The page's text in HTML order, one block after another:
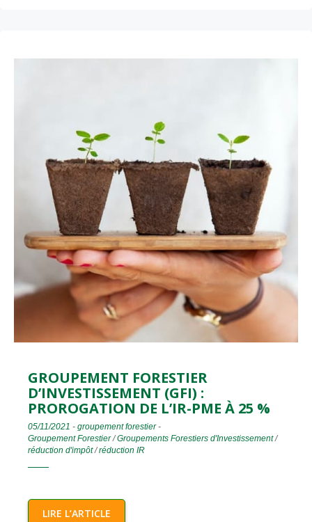
GROUPEMENT FORESTIER
D’INVESTISSEMENT (GFI) :
PROROGATION DE L’IR-PME À 25 %
05/11/2021 - groupement forestier-
Groupement Forestier/Groupements Forestiers d'Investissement/
réduction d'impôt/réduction IR
LIRE L’ARTICLE